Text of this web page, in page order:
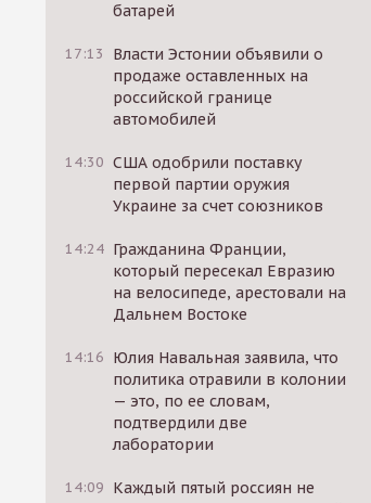
батарей
17:13
Власти Эстонии объявили о
продаже оставленных на
российской границе
автомобилей
14:30 США одобрили поставку
первой партии оружия
Украине за счет союзников
14:24 Гражданина Франции,
который пересекал Евразию
на велосипеде, арестовали на
Дальнем Востоке
14:16 Юлия Навальная заявила, что
политика отравили в колонии
— это, по ее словам,
подтвердили две
лаборатории
14:09 Каждый пятый россиян не